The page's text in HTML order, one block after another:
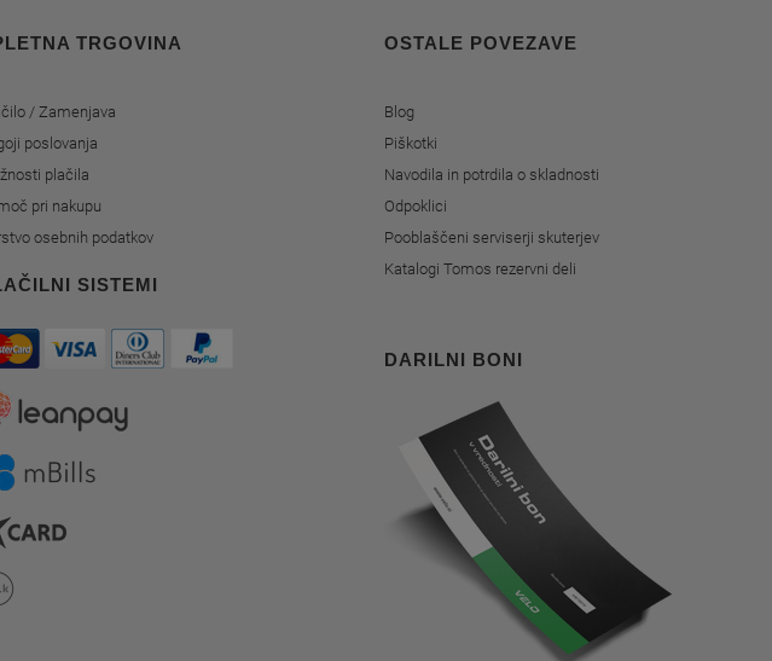
TRGOVINA
/ Zamenjava
poslovanja
plačila
pri nakupu
osebnih podatkov
SISTEMI
OSTALE POVEZAVE
Blog
Piškotki
Navodila in potrdila o skladnosti
Odpoklici
Pooblaščeni serviserji skuterjev
Katalogi Tomos rezervni deli
DARILNI BONI